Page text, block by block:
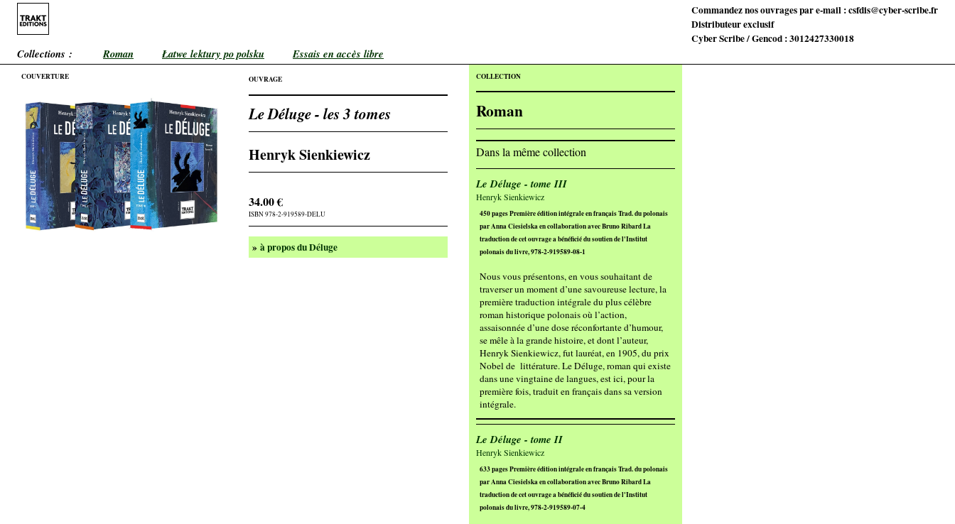
Commandez nos ouvrages par e-mail : csfdis@cyber-scribe.fr
Distributeur exclusif
Cyber Scribe / Gencod : 3012427330018
Collections : Roman Łatwe lektury po polsku Essais en accès libre
COUVERTURE OUVRAGE
Le Déluge - les 3 tomes
Henryk Sienkiewicz
34.00 €
ISBN 978-2-919589-DELU
» à propos du Déluge
COLLECTION
Roman
Dans la même collection
Le Déluge - tome III
Henryk Sienkiewicz
450 pages Première édition intégrale en français Trad. du polonais
par Anna Ciesielska en collaboration avec Bruno Ribard La
traduction de cet ouvrage a bénéficié du soutien de l'Institut
polonais du livre, 978-2-919589-08-1
Nous vous présentons, en vous souhaitant de
traverser un moment d’une savoureuse lecture, la
première traduction intégrale du plus célèbre
roman historique polonais où l’action,
assaisonnée d’une dose réconfortante d’humour,
se mêle à la grande histoire, et dont l’auteur,
Henryk Sienkiewicz, fut lauréat, en 1905, du prix
Nobel de littérature. Le Déluge, roman qui existe
dans une vingtaine de langues, est ici, pour la
première fois, traduit en français dans sa version
intégrale.
Le Déluge - tome II
Henryk Sienkiewicz
633 pages Première édition intégrale en français Trad. du polonais
par Anna Ciesielska en collaboration avec Bruno Ribard La
traduction de cet ouvrage a bénéficié du soutien de l'Institut
polonais du livre, 978-2-919589-07-4